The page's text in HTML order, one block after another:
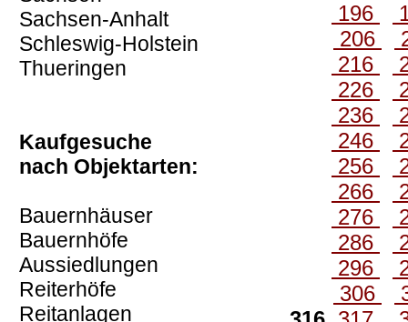
Sachsen-Anhalt
Schleswig-Holstein
Thueringen
Kaufgesuche
nach Objektarten:
Bauernhäuser
Bauernhöfe
Aussiedlungen
Reiterhöfe
Reitanlagen
196
206
216
226
236
246
256
266
276
286
296
306